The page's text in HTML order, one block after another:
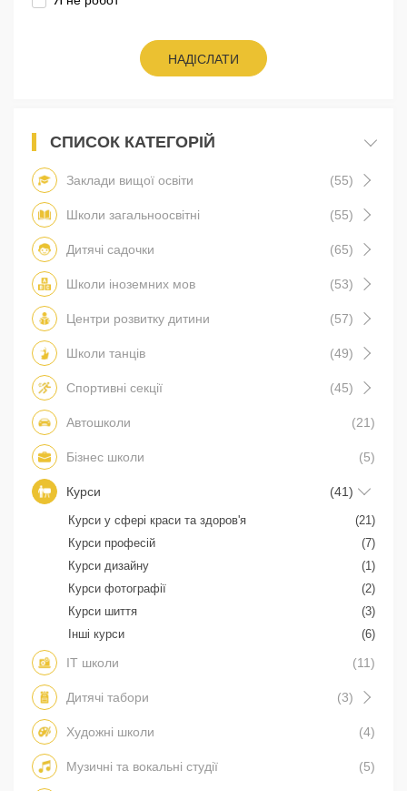
НАДІСЛАТИ
СПИСОК КАТЕГОРІЙ
Заклади вищої освіти (55)
Школи загальноосвітні (55)
Дитячі садочки (65)
Школи іноземних мов (53)
Центри розвитку дитини (57)
Школи танців (49)
Спортивні секції (45)
Автошколи (21)
Бізнес школи (5)
Курси (41)
Курси у сфері краси та здоров'я
(21)
Курси професій
(7)
Курси дизайну
(1)
Курси фотографії
(2)
Курси шиття
(3)
Інші курси
(6)
IT школи (11)
Дитячі табори (3)
Художні школи (4)
Музичні та вокальні студії (5)